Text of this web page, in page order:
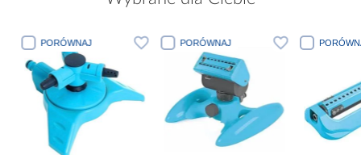
PORÓWNAJ PORÓWNAJ